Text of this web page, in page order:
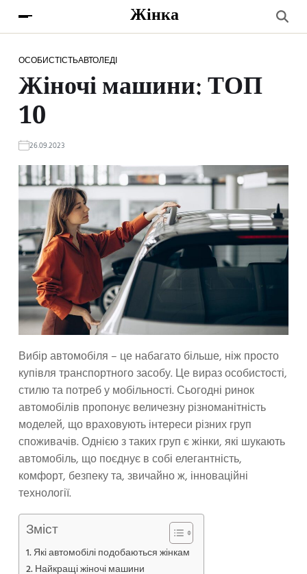
Жінка
ОСОБИСТІСТЬАВТОЛЕДІ
Жіночі машини: ТОП
10
26.09.2023
Вибір автомобіля – це набагато більше, ніж просто
купівля транспортного засобу. Це вираз особистості,
стилю та потреб у мобільності. Сьогодні ринок
автомобілів пропонує величезну різноманітність
моделей, що враховують інтереси різних груп
споживачів. Однією з таких груп є жінки, які шукають
автомобіль, що поєднує в собі елегантність,
комфорт, безпеку та, звичайно ж, інноваційні
технології.
Зміст
Які автомобілі подобаються жінкам
Найкращі жіночі машини